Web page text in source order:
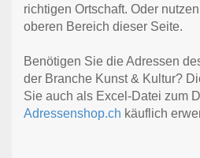
richtigen Ortschaft. Oder
oberen Bereich dieser Seite.
Benötigen Sie die Adressen
der Branche Kunst & Kultur?
Sie auch als Excel-Datei zum
Adressenshop.ch käuflich